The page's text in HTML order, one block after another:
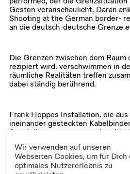
Gesten veranschaulicht. Daran
Shooting at the German border-
an die deutsch-deutsche Grenze
Die Grenzen zwischen dem
rezipiert wird, verschwimmen in
räumliche Realitäten treffen
dabei ständig berührend.
Frank Hoppes Installation, die
ineinander gesteckten
Ausstellungsraumes angebracht-
schmalen Durchgang zu
ein unfreiwilliger Kontakt mit der
zwischen Mensch und Objekt
Wir verwenden auf unseren
Webseiten Cookies, um für Dich
optimales Nutzererlebnis zu